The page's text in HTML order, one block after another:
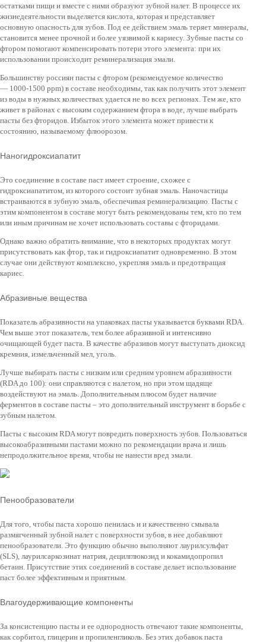
остатками пищи и вместе с ними образуют зубной налет. В процессе их
жизнедеятельности выделяется кислота, которая и представляет
основную опасность для зубов. Под ее действием эмаль теряет минералы,
становится менее прочной и более уязвимой к кариесу. Зубные пасты со
фтором помогают компенсировать потери этого элемента: при их
использовании происходит реминерализация эмали.
Большинству россиян пасты с фтором (рекомендуемое количество
— 1000-1500 ppm) в составе необходимы, так как получить этот элемент
из воды в нужных количествах удается не во всех регионах. Тем же, кто
живет в районах с высоким содержанием фтора в воде, лучше выбрать
пасты без фторидов. Избыток этого элемента может привести к
состоянию, называемому флюорозом.
Наногидроксиапатит
Это соединение в составе паст имеет строение, схожее с
гидроксиапатитом, из которого состоит зубная эмаль. Наночастицы
встраиваются в зубную эмаль, обеспечивая реминерализацию. Пасты с
этим компонентом в составе могут быть рекомендованы тем, кто по тем
или иным причинам не хочет использовать составы с фторидами.
Однако важно обратить внимание, что в некоторых продуктах могут
присутствовать как фтор, так и гидроксиапатит одновременно. В этом
случае они действуют комплексно, укрепляя эмаль и предотвращая
кариес.
Абразивные вещества
Показатель абразивности на упаковках пасты указывается буквами RDA.
Чем выше этот показатель, тем более абразивной и интенсивно
очищающей будет паста. В качестве абразивов могут выступать диоксид
кремния, измельченный мел, уголь.
Лучше выбирать пасты с низким или средним уровнем абразивности
(RDA до 100): они справляются с налетом, но при этом щадяще
воздействуют на эмаль. Дополнительным плюсом будет наличие
ферментов в составе пасты – это дополнительный инструмент в борьбе с
зубным налетом.
Пасты с высоким RDA могут повредить поверхность зубов. Пользоваться
высокоабразивными пастами можно по рекомендации врача и лишь
непродолжительное время, чтобы не нанести вред эмали.
Пенообразователи
Для того, чтобы паста хорошо пенилась и и качественно смывала
размягченный зубной налет с поверхности зубов, в нее добавляют
пенообразователи. Это функцию обычно выполняют лаурилсульфат
(SLS), лаурилсаркозинат натрия, децилглюкозид и кокамидопропил
бетаин. Присутствие этих соединений в составе делает использование
паст более эффективным и приятным.
Влагоудерживающие компоненты
За консистенцию пасты и ее однородность отвечают такие компоненты,
как сорбитол, глицерин и пропиленгликоль. Без этих добавок паста